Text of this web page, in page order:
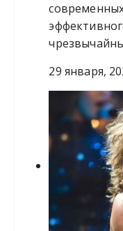
29 января,